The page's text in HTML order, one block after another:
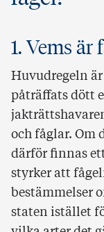
1. Vems är
Huvudregeln
påträffats dött
och fåglar. Om
därför finnas
styrker att
bestämmelser
staten istället